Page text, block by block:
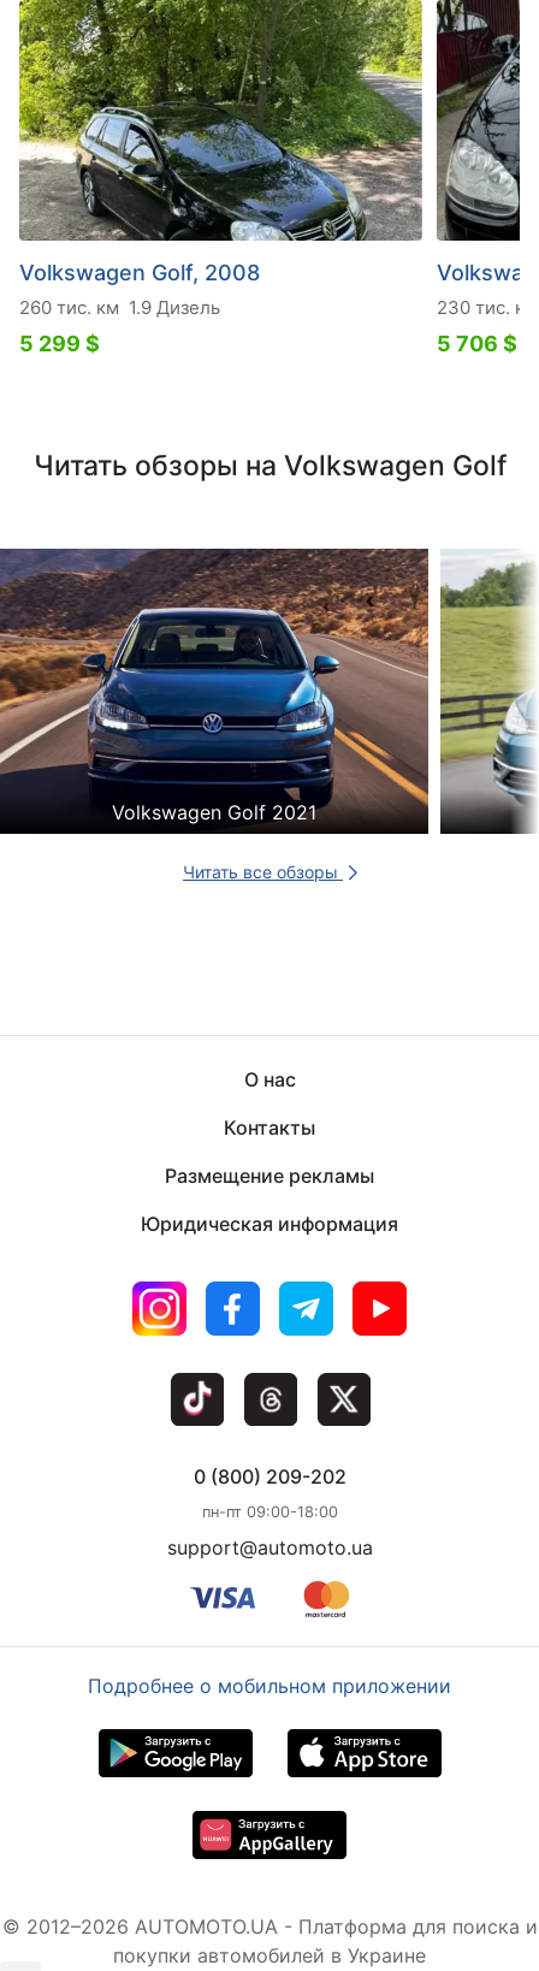
Volkswagen Golf, 2008
260 тис. км 1.9 Дизель
5 299 $
230 тис. км
5 706 $
Читать обзоры на Volkswagen Golf
Volkswagen Golf 2021
Читать все обзоры
О нас
Контакты
Размещение рекламы
Юридическая информация
0 (800) 209-202
пн-пт 09:00-18:00
support@automoto.ua
Подробнее о мобильном приложении
© 2012–2026 AUTOMOTO.UA - Платформа для поиска и
покупки автомобилей в Украине